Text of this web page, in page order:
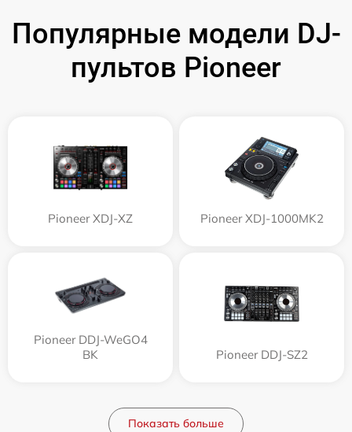
Популярные модели DJ-
пультов Pioneer
Pioneer XDJ-XZ Pioneer XDJ-1000MK2
Pioneer DDJ-WeGO4
BK
Pioneer DDJ-SZ2
Показать больше